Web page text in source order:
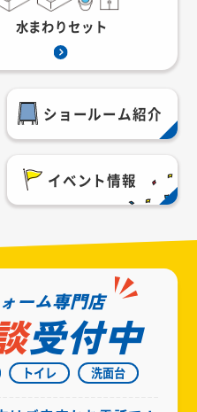
水まわりセット
ショールーム紹介
イベント情報
ーム専門店
受付中
トイレ 洗面台